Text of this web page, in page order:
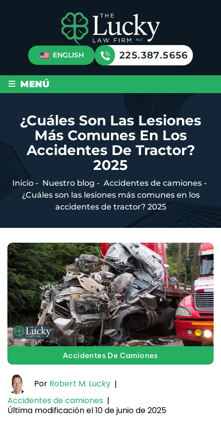
ENGLISH 225.387.5656
≡ MENÚ
¿Cuáles Son Las Lesiones
Más Comunes En Los
Accidentes De Tractor?
2025
Inicio - Nuestro blog - Accidentes de camiones -
¿Cuáles son las lesiones más comunes en los
accidentes de tractor? 2025
Accidentes De Camiones
Por Robert M. Lucky |
Accidentes de camiones |
Última modificación el 10 de junio de 2025